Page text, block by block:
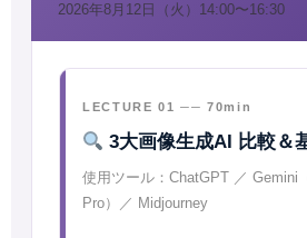
2026年8月12日（火）14:00〜16:30
LECTURE 01 ── 70min
3大画像生成AI 比較＆
使用ツール：ChatGPT ／ Gemini
Pro）／ Midjourney